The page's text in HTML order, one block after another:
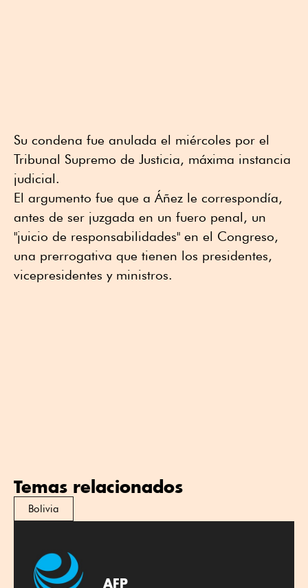
Su condena fue anulada el miércoles por el
Tribunal Supremo de Justicia, máxima instancia
judicial.
El argumento fue que a Áñez le correspondía,
antes de ser juzgada en un fuero penal, un
"juicio de responsabilidades" en el Congreso,
una prerrogativa que tienen los presidentes,
vicepresidentes y ministros.
Temas relacionados
Bolivia
AFP